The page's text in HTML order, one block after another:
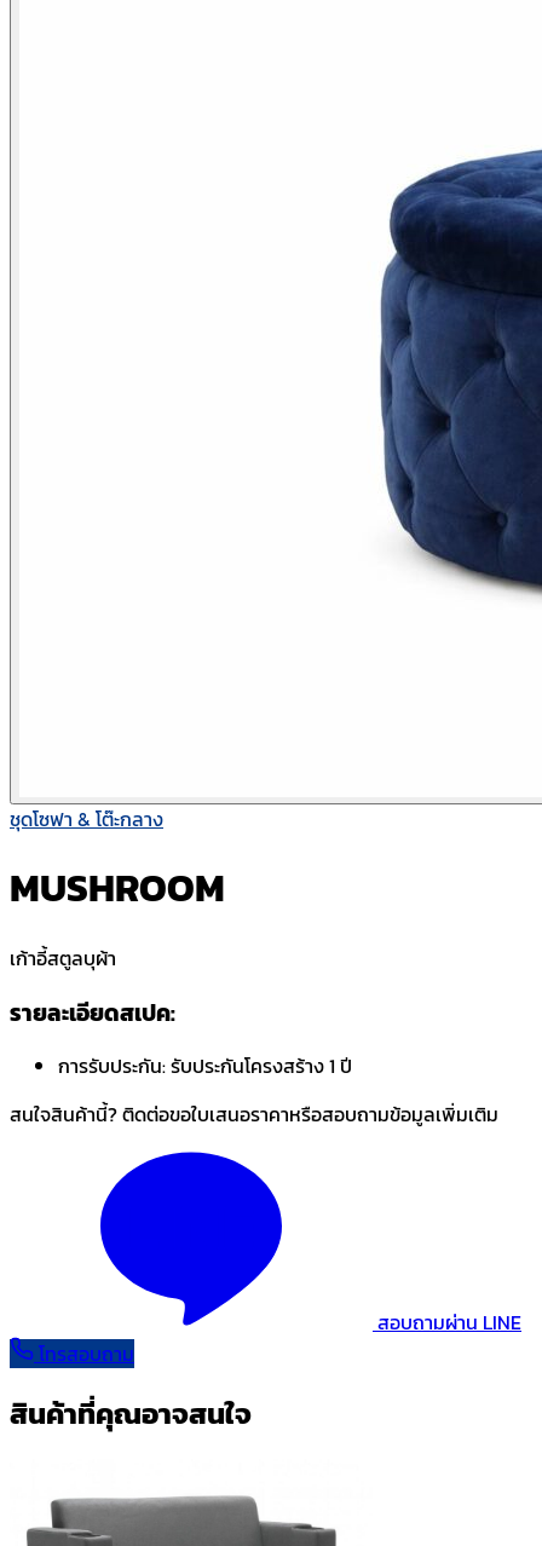
ชุดโซฟา & โต๊ะกลาง
MUSHROOM
เก้าอี้สตูลบุผ้า
รายละเอียดสเปค:
การรับประกัน:รับประกันโครงสร้าง 1 ปี
สนใจสินค้านี้? ติดต่อขอใบเสนอราคาหรือสอบถามข้อมูลเพิ่มเติม
สอบถามผ่าน LINE
โทรสอบถาม
สินค้าที่คุณอาจสนใจ